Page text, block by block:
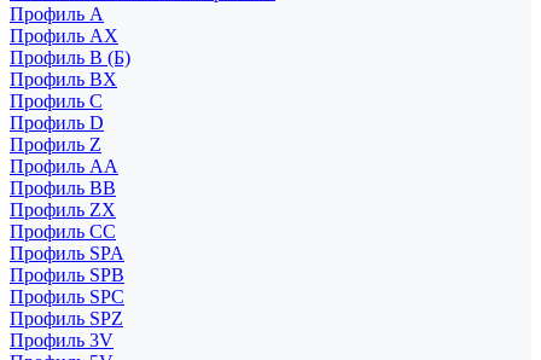
Профиль A
Профиль AX
Профиль B (Б)
Профиль BX
Профиль C
Профиль D
Профиль Z
Профиль АА
Профиль BB
Профиль ZX
Профиль CC
Профиль SPA
Профиль SPB
Профиль SPC
Профиль SPZ
Профиль 3V